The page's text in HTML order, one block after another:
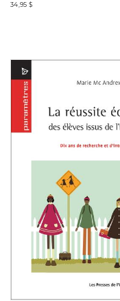
34,95 $